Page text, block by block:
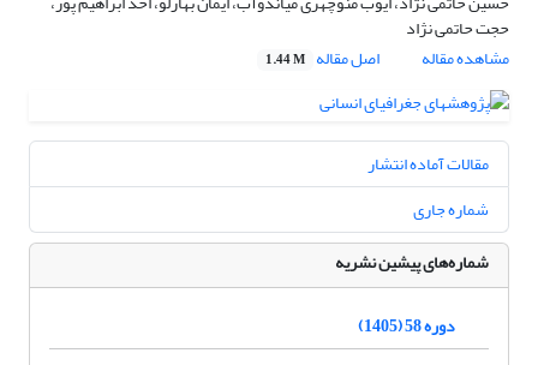
حجت حاتمی نژاد
مشاهده مقاله
اصل مقاله 1.44 M
مقالات آماده انتشار
شماره جاری
شماره‌های پیشین نشریه
دوره 58 (1405)